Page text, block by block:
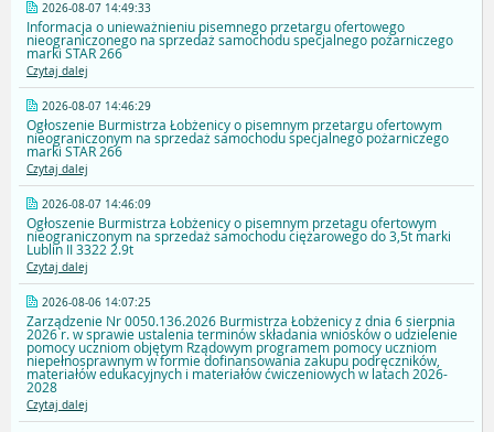
2026-08-07 14:49:33
Informacja o unieważnieniu pisemnego przetargu ofertowego
nieograniczonego na sprzedaż samochodu specjalnego pożarniczego
marki STAR 266
Czytaj dalej
2026-08-07 14:46:29
Ogłoszenie Burmistrza Łobżenicy o pisemnym przetargu ofertowym
nieograniczonym na sprzedaż samochodu specjalnego pożarniczego
marki STAR 266
Czytaj dalej
2026-08-07 14:46:09
Ogłoszenie Burmistrza Łobżenicy o pisemnym przetagu ofertowym
nieograniczonym na sprzedaż samochodu ciężarowego do 3,5t marki
Lublin II 3322 2.9t
Czytaj dalej
2026-08-06 14:07:25
Zarządzenie Nr 0050.136.2026 Burmistrza Łobżenicy z dnia 6 sierpnia
2026 r. w sprawie ustalenia terminów składania wniosków o udzielenie
pomocy uczniom objętym Rządowym programem pomocy uczniom
niepełnosprawnym w formie dofinansowania zakupu podręczników,
materiałów edukacyjnych i materiałów ćwiczeniowych w latach 2026-
2028
Czytaj dalej